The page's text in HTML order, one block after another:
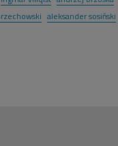
aleksander sosiński